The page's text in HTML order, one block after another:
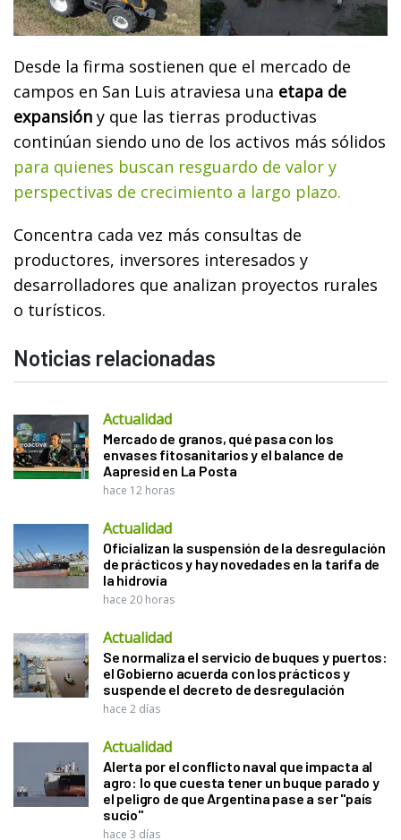
Desde la firma sostienen que el mercado de
campos en San Luis atraviesa una etapa de
expansión y que las tierras productivas
continúan siendo uno de los activos más sólidos
para quienes buscan resguardo de valor y
perspectivas de crecimiento a largo plazo.
Concentra cada vez más consultas de
productores, inversores interesados y
desarrolladores que analizan proyectos rurales
o turísticos.
Noticias relacionadas
Actualidad
Mercado de granos, qué pasa con los
envases fitosanitarios y el balance de
Aapresid en La Posta
hace 12 horas
Actualidad
Oficializan la suspensión de la desregulación
de prácticos y hay novedades en la tarifa de
la hidrovía
hace 20 horas
Actualidad
Se normaliza el servicio de buques y puertos:
el Gobierno acuerda con los prácticos y
suspende el decreto de desregulación
hace 2 días
Actualidad
Alerta por el conflicto naval que impacta al
agro: lo que cuesta tener un buque parado y
el peligro de que Argentina pase a ser "país
sucio"
hace 3 días